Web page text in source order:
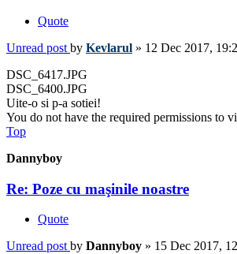
Quote
Unread post by Kevlarul » 12 Dec 2017,
DSC_6417.JPG
DSC_6400.JPG
Uite-o si p-a sotiei!
You do not have the required permissions to
Top
Dannyboy
Re: Poze cu maşinile noastre
Quote
Unread post by Dannyboy » 15 Dec 2017,